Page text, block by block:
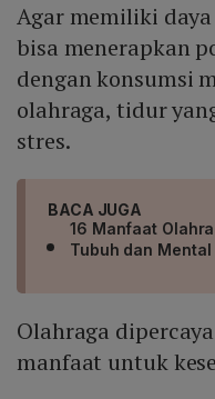
Agar memiliki
bisa menerapkan
dengan konsumsi
olahraga, tidur
stres.
BACA JUGA
16 Manfaat
Tubuh dan Mental
Olahraga
manfaat untuk